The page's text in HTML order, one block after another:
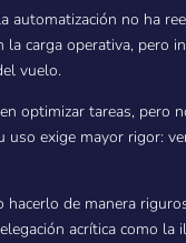
automatización no ha
carga operativa, pero
vuelo.
optimizar tareas, pero
exige mayor rigor:
de manera
acrítica como